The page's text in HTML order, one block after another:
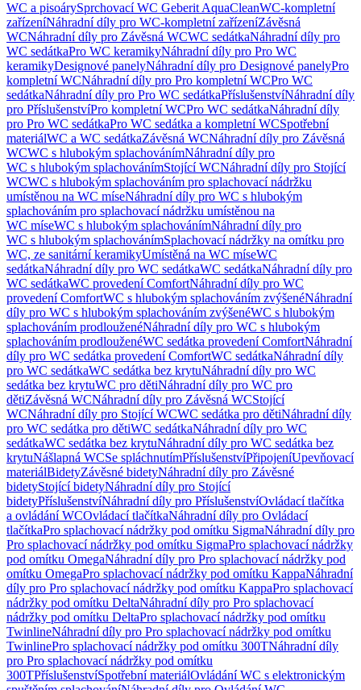
WC a pisoárySprchovací WC Geberit AquaCleanWC-kompletní
zařízeníNáhradní díly pro WC-kompletní zařízeníZávěsná
WCNáhradní díly pro Závěsná WCWC sedátkaNáhradní díly pro
WC sedátkaPro WC keramikyNáhradní díly pro Pro WC
keramikyDesignové panelyNáhradní díly pro Designové panelyPro
kompletní WCNáhradní díly pro Pro kompletní WCPro WC
sedátkaNáhradní díly pro Pro WC sedátkaPříslušenstvíNáhradní díly
pro PříslušenstvíPro kompletní WCPro WC sedátkaNáhradní díly
pro Pro WC sedátkaPro WC sedátka a kompletní WCSpotřební
materiálWC a WC sedátkaZávěsná WCNáhradní díly pro Závěsná
WCWC s hlubokým splachovánímNáhradní díly pro
WC s hlubokým splachovánímStojící WCNáhradní díly pro Stojící
WCWC s hlubokým splachováním pro splachovací nádržku
umístěnou na WC míseNáhradní díly pro WC s hlubokým
splachováním pro splachovací nádržku umístěnou na
WC míseWC s hlubokým splachovánímNáhradní díly pro
WC s hlubokým splachovánímSplachovací nádržky na omítku pro
WC, ze sanitární keramikyUmístěná na WC míseWC
sedátkaNáhradní díly pro WC sedátkaWC sedátkaNáhradní díly pro
WC sedátkaWC provedení ComfortNáhradní díly pro WC
provedení ComfortWC s hlubokým splachováním zvýšenéNáhradní
díly pro WC s hlubokým splachováním zvýšenéWC s hlubokým
splachováním prodlouženéNáhradní díly pro WC s hlubokým
splachováním prodlouženéWC sedátka provedení ComfortNáhradní
díly pro WC sedátka provedení ComfortWC sedátkaNáhradní díly
pro WC sedátkaWC sedátka bez krytuNáhradní díly pro WC
sedátka bez krytuWC pro dětiNáhradní díly pro WC pro
dětiZávěsná WCNáhradní díly pro Závěsná WCStojící
WCNáhradní díly pro Stojící WCWC sedátka pro dětiNáhradní díly
pro WC sedátka pro dětiWC sedátkaNáhradní díly pro WC
sedátkaWC sedátka bez krytuNáhradní díly pro WC sedátka bez
krytuNášlapná WCSe spláchnutímPříslušenstvíPřipojeníUpevňovací
materiálBidetyZávěsné bidetyNáhradní díly pro Závěsné
bidetyStojící bidetyNáhradní díly pro Stojící
bidetyPříslušenstvíNáhradní díly pro PříslušenstvíOvládací tlačítka
a ovládání WCOvládací tlačítkaNáhradní díly pro Ovládací
tlačítkaPro splachovací nádržky pod omítku SigmaNáhradní díly pro
Pro splachovací nádržky pod omítku SigmaPro splachovací nádržky
pod omítku OmegaNáhradní díly pro Pro splachovací nádržky pod
omítku OmegaPro splachovací nádržky pod omítku KappaNáhradní
díly pro Pro splachovací nádržky pod omítku KappaPro splachovací
nádržky pod omítku DeltaNáhradní díly pro Pro splachovací
nádržky pod omítku DeltaPro splachovací nádržky pod omítku
TwinlineNáhradní díly pro Pro splachovací nádržky pod omítku
TwinlinePro splachovací nádržky pod omítku 300TNáhradní díly
pro Pro splachovací nádržky pod omítku
300TPříslušenstvíSpotřební materiálOvládání WC s elektronickým